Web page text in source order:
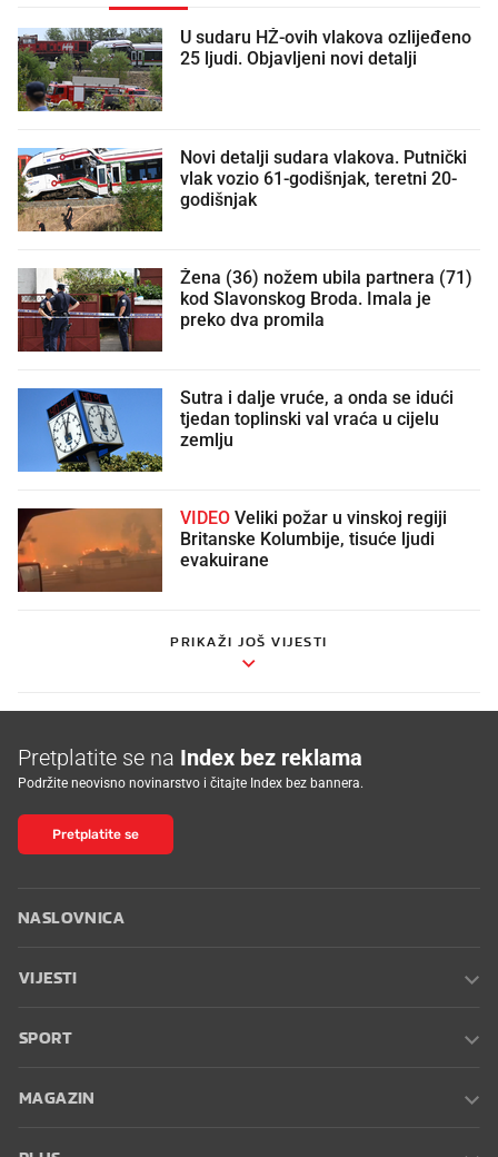
U sudaru HŽ-ovih vlakova ozlijeđeno
25 ljudi. Objavljeni novi detalji
Novi detalji sudara vlakova. Putnički
vlak vozio 61-godišnjak, teretni 20-
godišnjak
Žena (36) nožem ubila partnera (71)
kod Slavonskog Broda. Imala je
preko dva promila
Sutra i dalje vruće, a onda se idući
tjedan toplinski val vraća u cijelu
zemlju
VIDEO
Britanske Kolumbije, tisuće ljudi
evakuirane
PRIKAŽI JOŠ VIJESTI
Pretplatite se na Index bez reklama
Podržite neovisno novinarstvo i čitajte Index bez bannera.
Pretplatite se
NASLOVNICA
VIJESTI
SPORT
MAGAZIN